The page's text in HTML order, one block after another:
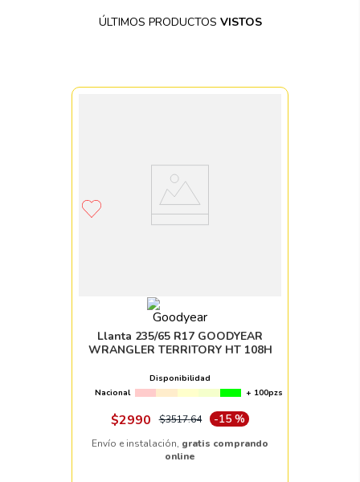
ÚLTIMOS PRODUCTOS VISTOS
Llanta 235/65 R17 GOODYEAR
WRANGLER TERRITORY HT 108H
Disponibilidad
Nacional
+ 100pzs
$2990 $3517.64 -15 %
Envío e instalación, gratis comprando
online